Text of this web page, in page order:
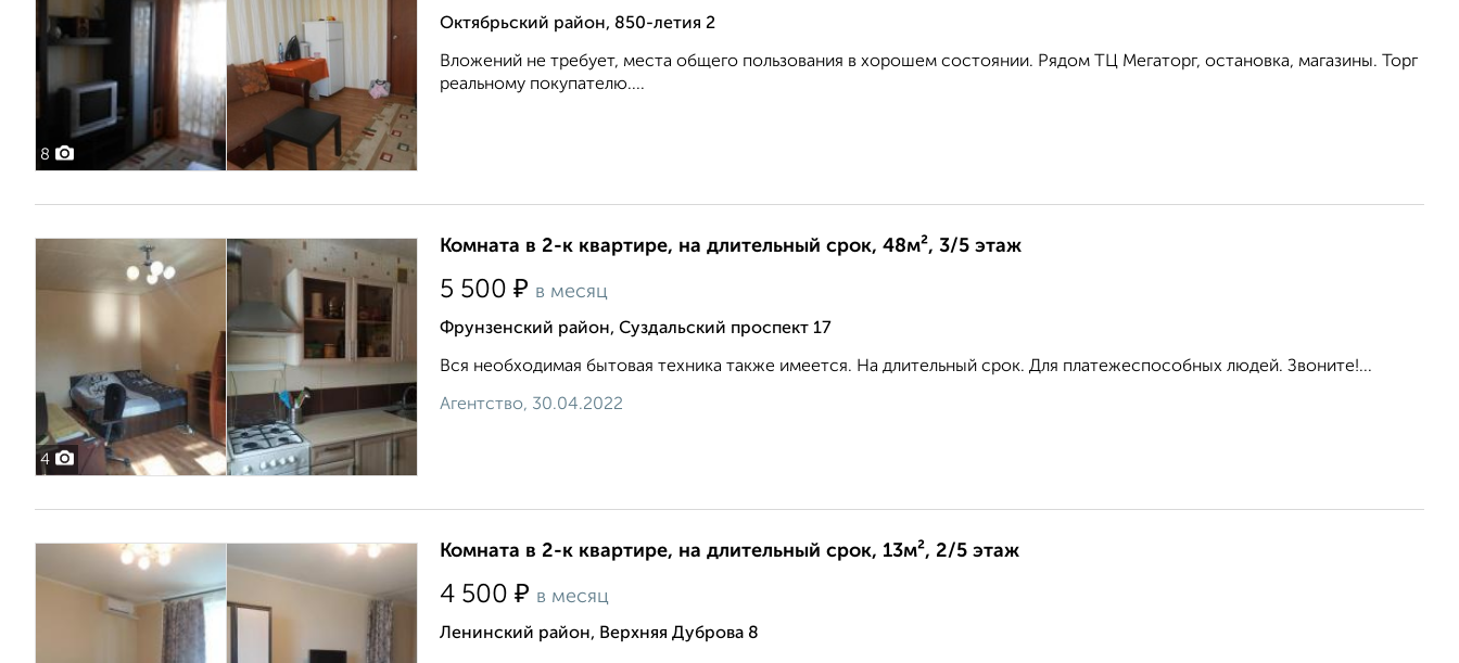
8
Октябрьский район, 850-летия 2
Вложений не требует, места общего пользования в хорошем состоянии. Рядом ТЦ Мегаторг, остановка, магазины. Торг
реальному покупателю....
4
Комната в 2-к квартире, на длительный срок, 48м², 3/5 этаж
5 500 ₽ в месяц
Фрунзенский район, Суздальский проспект 17
Вся необходимая бытовая техника также имеется. На длительный срок. Для платежеспособных людей. Звоните!...
Агентство, 30.04.2022
Комната в 2-к квартире, на длительный срок, 13м², 2/5 этаж
4 500 ₽ в месяц
Ленинский район, Верхняя Дуброва 8